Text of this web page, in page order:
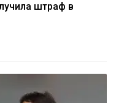
штраф в